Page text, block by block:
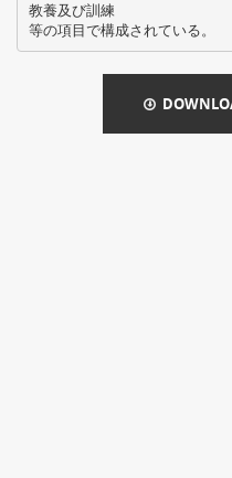
教養及び訓練